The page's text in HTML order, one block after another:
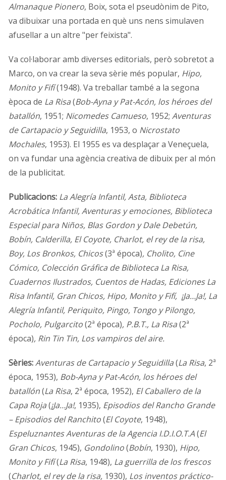
Almanaque Pionero, Boix, sota el pseudònim de Pito,
va dibuixar una portada en què uns nens simulaven
afusellar a un altre "per feixista".
Va col·laborar amb diverses editorials, però sobretot a
Marco, on va crear la seva sèrie més popular, Hipo,
Monito y Fifí(1948). Va treballar també a la segona
època de La Risa(Bob-Ayna y Pat-Acón, los héroes del
batallón, 1951; Nicomedes Camueso, 1952; Aventuras
de Cartapacio y Seguidilla, 1953, o Nicrostato
Mochales, 1953). El 1955 es va desplaçar a Veneçuela,
on va fundar una agència creativa de dibuix per al món
de la publicitat.
Publicacions: La Alegría Infantil, Asta, Biblioteca
Acrobática Infantil, Aventuras y emociones, Biblioteca
Especial para Niños, Blas Gordon y Dale Debetún,
Bobín, Calderilla, El Coyote, Charlot, el rey de la risa,
Boy, Los Bronkos, Chicos(3ª época), Cholito, Cine
Cómico, Colección Gráfica de Biblioteca La Risa,
Cuadernos Ilustrados, Cuentos de Hadas, Ediciones La
Risa Infantil, Gran Chicos, Hipo, Monito y Fifí, ¡Ja…Ja!, La
Alegría Infantil, Periquito, Pingo, Tongo y Pilongo,
Pocholo, Pulgarcito(2ª época), P.B.T., La Risa(2ª
época), Rin Tin Tin, Los vampiros del aire.
Sèries:Aventuras de Cartapacio y Seguidilla(La Risa, 2ª
época, 1953), Bob-Ayna y Pat-Acón, los héroes del
batallón(La Risa, 2ª época, 1952), El Caballero de la
Capa Roja(¡Ja…Ja!, 1935), Episodios del Rancho Grande
– Episodios del Ranchito(El Coyote, 1948),
Espeluznantes Aventuras de la Agencia I.D.I.O.T.A(El
Gran Chicos, 1945), Gondolino(Bobín, 1930), Hipo,
Monito y Fifí(La Risa, 1948), La guerrilla de los frescos
(Charlot, el rey de la risa,1930), Los inventos práctico-